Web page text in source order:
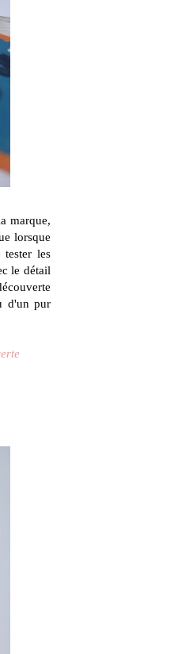
marque,
lorsque
les
le détail
d'un pur